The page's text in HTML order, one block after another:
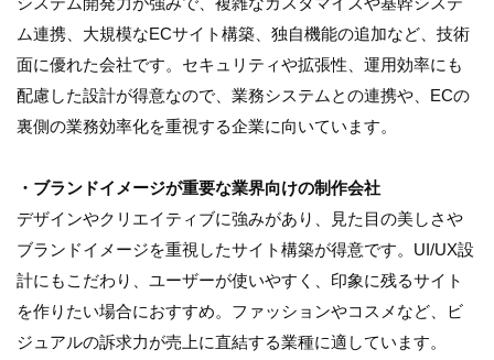
ム連携、大規模なECサイト構築、独自機能の追加など、技術
面に優れた会社です。セキュリティや拡張性、運用効率にも
配慮した設計が得意なので、業務システムとの連携や、ECの
裏側の業務効率化を重視する企業に向いています。
・ブランドイメージが重要な業界向けの制作会社
デザインやクリエイティブに強みがあり、見た目の美しさや
ブランドイメージを重視したサイト構築が得意です。UI/UX設
計にもこだわり、ユーザーが使いやすく、印象に残るサイト
を作りたい場合におすすめ。ファッションやコスメなど、ビ
ジュアルの訴求力が売上に直結する業種に適しています。